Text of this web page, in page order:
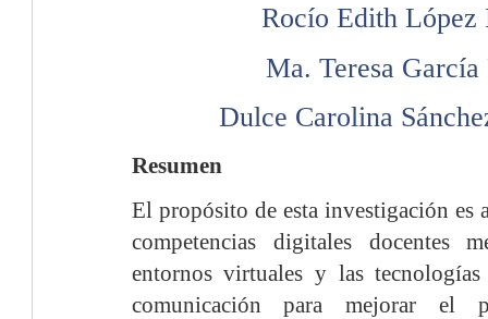
Rocío Edith López
Ma. Teresa
Dulce Carolina
Resumen
El propósito de esta investigación es
competencias digitales docentes
entornos virtuales y las
comunicación para mejorar el